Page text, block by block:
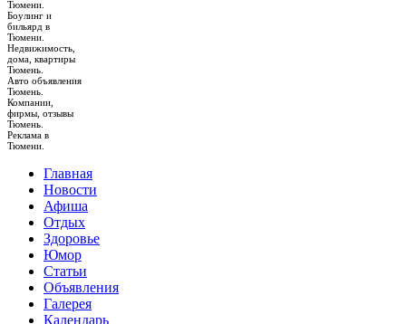
Тюмени.
Боулинг и
бильярд в
Тюмени.
Недвижимость,
дома, квартиры
Тюмень.
Авто объявления
Тюмень.
Компании,
фирмы, отзывы
Тюмень.
Реклама в
Тюмени.
Главная
Новости
Афиша
Отдых
Здоровье
Юмор
Статьи
Объявления
Галерея
Календарь